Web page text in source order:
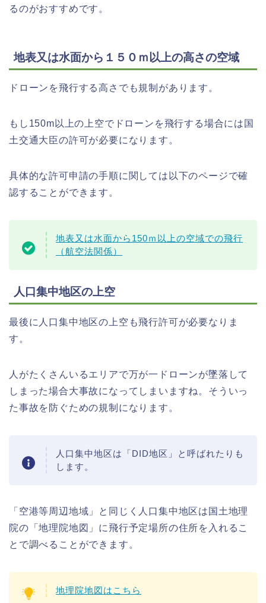
るのがおすすめです。
地表又は水面から１５０ｍ以上の高さの空域
ドローンを飛行する高さでも規制があります。
もし150m以上の上空でドローンを飛行する場合には国
土交通大臣の許可が必要になります。
具体的な許可申請の手順に関しては以下のページで確
認することができます。
地表又は水面から150ｍ以上の空域での飛行
（航空法関係）
人口集中地区の上空
最後に人口集中地区の上空も飛行許可が必要なりま
す。
人がたくさんいるエリアで万が一ドローンが墜落して
しまった場合大事故になってしまいますね。そういっ
た事故を防ぐための規制になります。
人口集中地区は「DID地区」と呼ばれたりも
します。
「空港等周辺地域」と同じく人口集中地区は国土地理
院の「地理院地図」に飛行予定場所の住所を入れるこ
とで調べることができます。
地理院地図はこちら